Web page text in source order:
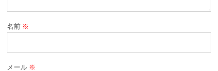
名前 ※
メール ※